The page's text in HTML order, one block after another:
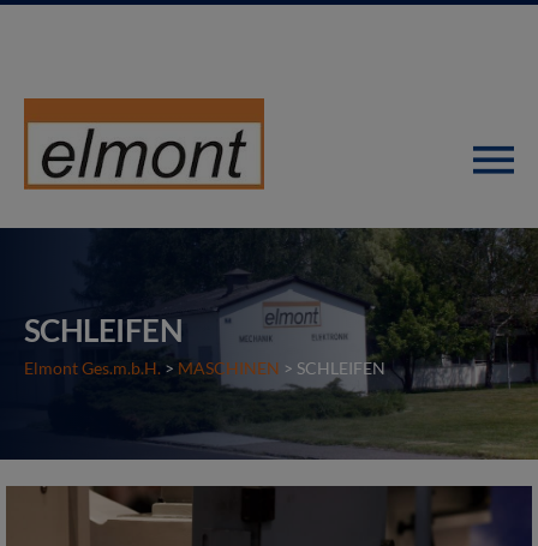
SCHLEIFEN
Elmont Ges.m.b.H. > MASCHINEN > SCHLEIFEN